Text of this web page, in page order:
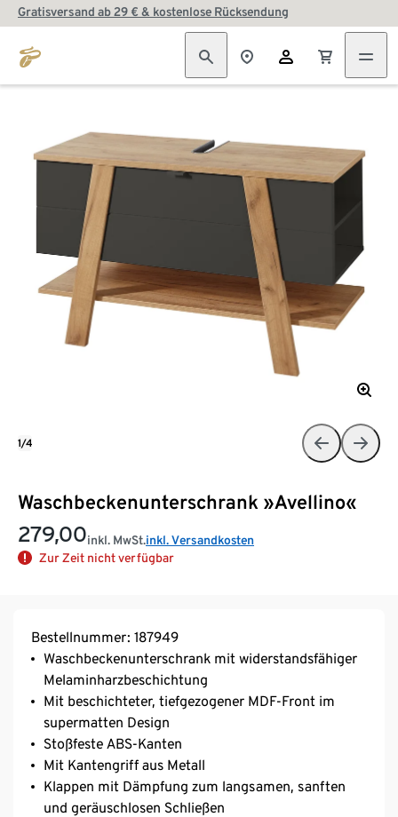
Gratisversand ab 29 € & kostenlose Rücksendung
Waschbeckenunterschrank »Avellino«
279,00inkl. MwSt.inkl. Versandkosten
Zur Zeit nicht verfügbar
1/4
Bestellnummer: 187949
Waschbeckenunterschrank mit widerstandsfähiger
Melaminharzbeschichtung
Mit beschichteter, tiefgezogener MDF-Front im
supermatten Design
Stoßfeste ABS-Kanten
Mit Kantengriff aus Metall
Klappen mit Dämpfung zum langsamen, sanften
und geräuschlosen Schließen